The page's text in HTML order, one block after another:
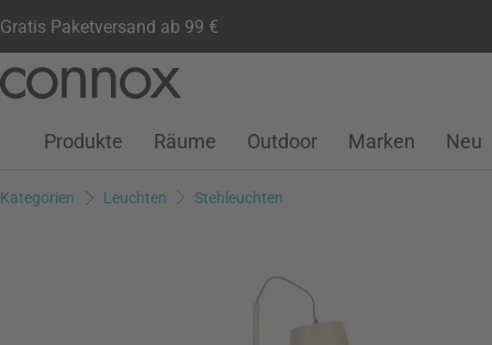
Gratis Paketversand ab 99 €
Seiteninhalt
Suchfeld
Kundenkonto
Wunschliste
Warenkorb
Produkte Räume Outdoor Marken Neu
Kategorien Leuchten Stehleuchten